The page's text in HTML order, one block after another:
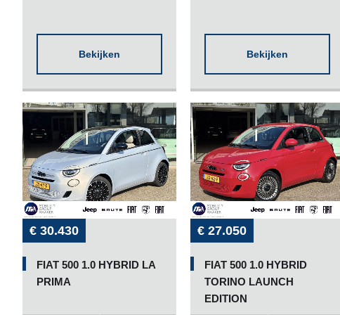
Bekijken Bekijken
€ 30.430
FIAT 500 1.0 HYBRID LA
PRIMA
€ 27.050
FIAT 500 1.0 HYBRID
TORINO LAUNCH
EDITION